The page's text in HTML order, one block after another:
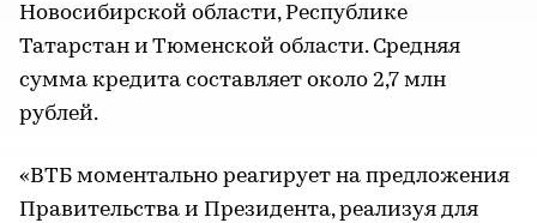
Новосибирской области, Республике
Татарстан и Тюменской области. Средняя
сумма кредита составляет около 2,7 млн
рублей.
«ВТБ моментально реагирует на предложения
Правительства и Президента, реализуя для